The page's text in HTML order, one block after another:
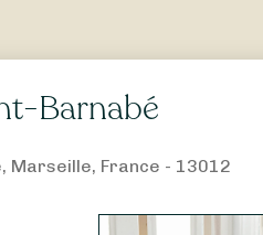
Barnabé
Marseille, France - 13012